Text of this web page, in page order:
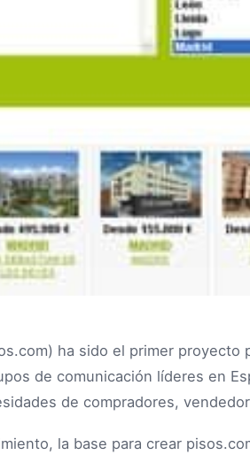
ha sido el primer proyecto
de comunicación líderes en
de compradores,
la base para crear